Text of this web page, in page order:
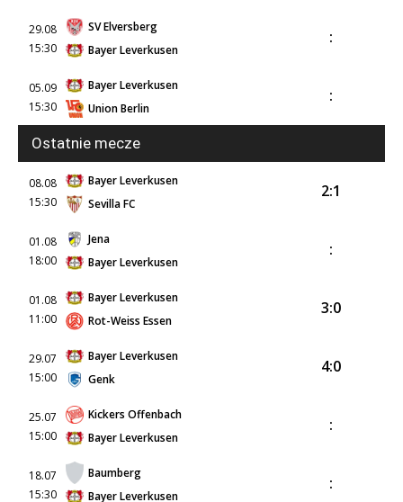
29.08
15:30
SV Elversberg
Bayer Leverkusen
:
05.09
15:30
Bayer Leverkusen
Union Berlin
:
Ostatnie mecze
08.08
15:30
Bayer Leverkusen
Sevilla FC
2:1
01.08
18:00
Jena
Bayer Leverkusen
:
01.08
11:00
Bayer Leverkusen
Rot-Weiss Essen
3:0
29.07
15:00
Bayer Leverkusen
Genk
4:0
25.07
15:00
Kickers Offenbach
Bayer Leverkusen
:
18.07
15:30
Baumberg
Bayer Leverkusen
: